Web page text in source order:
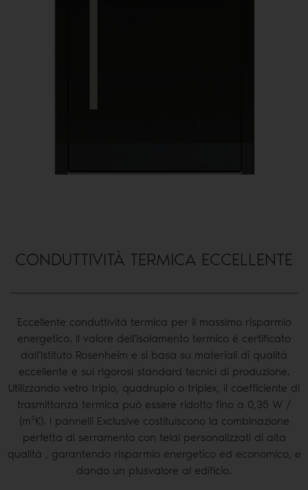
CONDUTTIVITÀ TERMICA ECCELLENTE
Eccellente conduttività termica per il massimo risparmio
energetico. Il valore dell’isolamento termico è certificato
dall’Istituto Rosenheim e si basa su materiali di qualità
eccellente e sui rigorosi standard tecnici di produzione.
Utilizzando vetro triplo, quadruplo o triplex, il coefficiente di
trasmittanza termica può essere ridotto fino a 0,35 W /
(m²K). I pannelli Exclusive costituiscono la combinazione
perfetta di serramento con telai personalizzati di alta
qualità , garantendo risparmio energetico ed economico, e
dando un plusvalore al edificio.